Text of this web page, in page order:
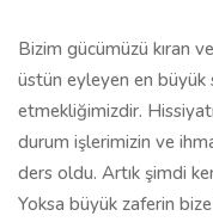
Bizim gücümüzü kıran
üstün eyleyen en büyük
etmekliğimizdir.
durum işlerimizin ve
ders oldu. Artık şimdi
Yoksa büyük zaferin